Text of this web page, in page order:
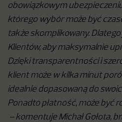
obowiązkowym
którego wybór może być
także skomplikowany.
Klientów, aby maksymalnie
Dzięki transparentności i
klient może w kilka minut
idealnie dopasowaną do
Ponadto płatność, może być
– komentuje Michał Gołota,